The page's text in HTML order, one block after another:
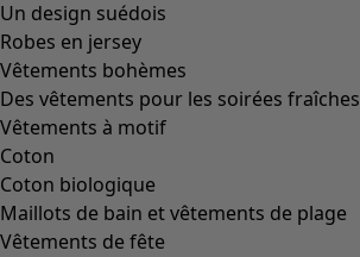
Un design suédois
Robes en jersey
Vêtements bohèmes
Des vêtements pour les soirées fraîches
Vêtements à motif
Coton
Coton biologique
Maillots de bain et vêtements de plage
Vêtements de fête